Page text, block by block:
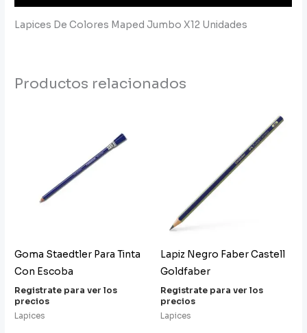
Lapices De Colores Maped Jumbo X12 Unidades
Productos relacionados
Goma Staedtler Para Tinta
Con Escoba
Registrate para ver los
precios
Lapices
Lapiz Negro Faber Castell
Goldfaber
Registrate para ver los
precios
Lapices